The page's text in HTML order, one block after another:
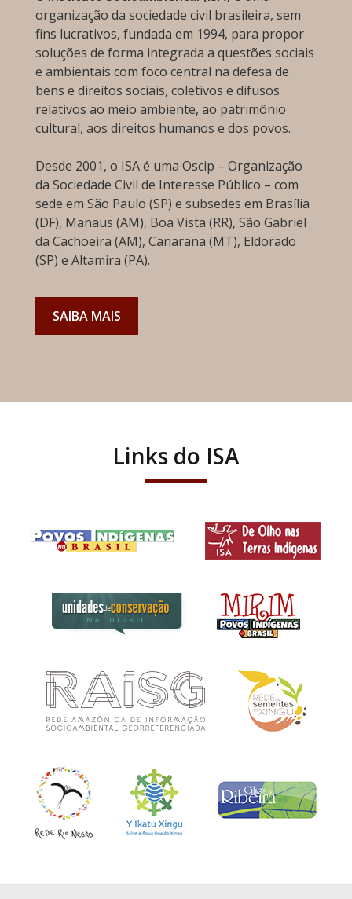
organização da sociedade civil brasileira, sem
fins lucrativos, fundada em 1994, para propor
soluções de forma integrada a questões sociais
e ambientais com foco central na defesa de
bens e direitos sociais, coletivos e difusos
relativos ao meio ambiente, ao patrimônio
cultural, aos direitos humanos e dos povos.
Desde 2001, o ISA é uma Oscip – Organização
da Sociedade Civil de Interesse Público – com
sede em São Paulo (SP) e subsedes em Brasília
(DF), Manaus (AM), Boa Vista (RR), São Gabriel
da Cachoeira (AM), Canarana (MT), Eldorado
(SP) e Altamira (PA).
SAIBA MAIS
Links do ISA